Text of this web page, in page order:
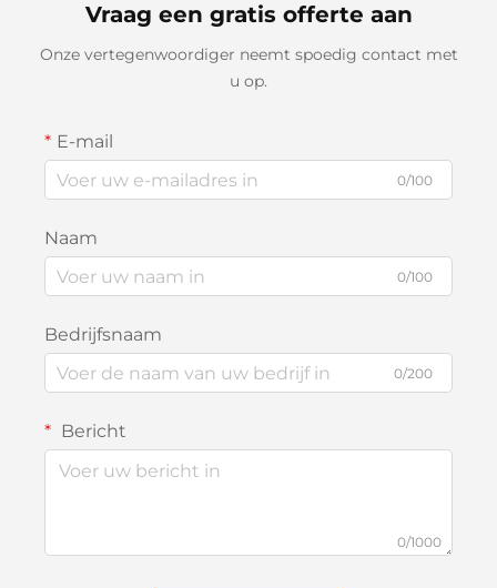
Vraag een gratis offerte aan
Onze vertegenwoordiger neemt spoedig contact met
u op.
E-mail
0/100
Naam
0/100
Bedrijfsnaam
0/200
Bericht
0/1000